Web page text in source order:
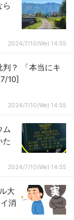
ら
2024/7/10(We) 14:55
？ 「本当にキ
10]
2024/7/10(We) 14:55
ム
た
2024/7/10(We) 14:55
大
消